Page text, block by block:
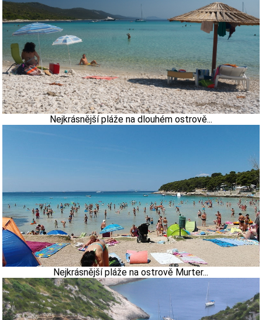
Nejkrásnější pláže na dlouhém ostrově...
Nejkrásnější pláže na ostrově Murter...